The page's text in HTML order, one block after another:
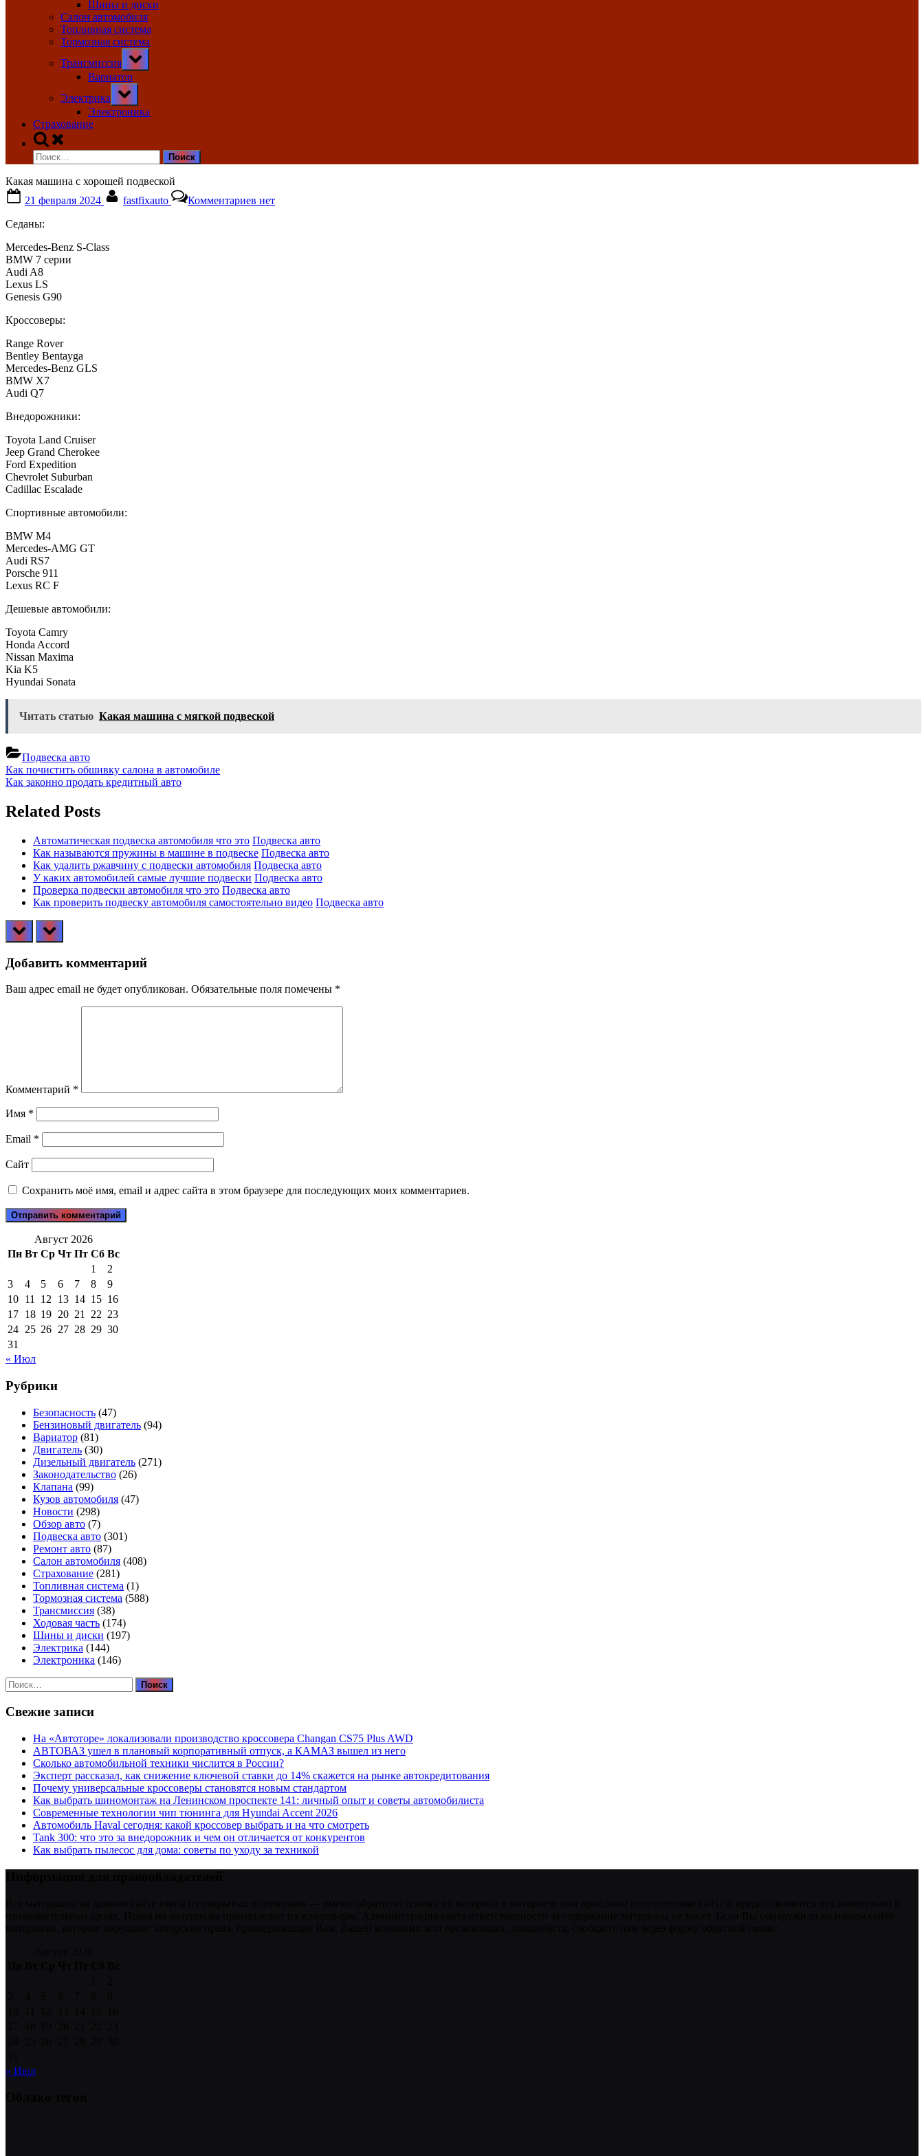
Шины и диски
Салон автомобиля
Топливная система
Тормозная система
Трансмиссия
Toggle
sub-
menu
Вариатор
Электрика
Toggle
sub-
menu
Электроника
Страхование
Toggle
search
form
Найти:
Какая машина с хорошей подвеской
on
21 февраля 2024 fastfixauto Комментариевзаписи
нет
Седаны:
Mercedes-Benz S-Class
BMW 7 серии
Audi A8
Lexus LS
Genesis G90
Кроссоверы:
Range Rover
Bentley Bentayga
Mercedes-Benz GLS
BMW X7
Audi Q7
Внедорожники:
Toyota Land Cruiser
Jeep Grand Cherokee
Ford Expedition
Chevrolet Suburban
Cadillac Escalade
Спортивные автомобили:
BMW M4
Mercedes-AMG GT
Audi RS7
Porsche 911
Lexus RC F
Дешевые автомобили:
Toyota Camry
Honda Accord
Nissan Maxima
Kia K5
Hyundai Sonata
Читать статью Какая машина с мягкой подвеской
Подвеска авто
Навигация
по
записям
Previous
Post:
Как почистить обшивку салона в автомобиле
Next
Как законно продать кредитный авто
Related Posts
Автоматическая подвеска автомобиля что это Подвеска авто
Как называются пружины в машине в подвеске Подвеска авто
Как удалить ржавчину с подвески автомобиля Подвеска авто
У каких автомобилей самые лучшие подвески Подвеска авто
Проверка подвески автомобиля что это Подвеска авто
Как проверить подвеску автомобиля самостоятельно видео Подвеска авто
prev next
Добавить комментарий
Ваш адрес email не будет опубликован. Обязательные поля помечены *
Комментарий *
Имя *
Email *
Сайт
Сохранить моё имя, email и адрес сайта в этом браузере для последующих моих комментариев.
Август 2026
Пн Вт Ср Чт Пт Сб Вс
1
2
3
4 5 6 7 8
9
10 11 12 13 14 15 16
17 18 19 20 21 22 23
24 25 26 27 28 29 30
31
« Июл
Рубрики
Безопасность (47)
Бензиновый двигатель (94)
Вариатор (81)
Двигатель (30)
Дизельный двигатель (271)
Законодательство (26)
Клапана (99)
Кузов автомобиля (47)
Новости (298)
Обзор авто (7)
Подвеска авто (301)
Ремонт авто (87)
Салон автомобиля (408)
Страхование (281)
Топливная система (1)
Тормозная система (588)
Трансмиссия (38)
Ходовая часть (174)
Шины и диски (197)
Электрика (144)
Электроника (146)
Найти:
Свежие записи
На «Автоторе» локализовали производство кроссовера Changan CS75 Plus AWD
АВТОВАЗ ушел в плановый корпоративный отпуск, а КАМАЗ вышел из него
Сколько автомобильной техники числится в России?
Эксперт рассказал, как снижение ключевой ставки до 14% скажется на рынке автокредитования
Почему универсальные кроссоверы становятся новым стандартом
Как выбрать шиномонтаж на Ленинском проспекте 141: личный опыт и советы автомобилиста
Современные технологии чип тюнинга для Hyundai Accent 2026
Автомобиль Haval сегодня: какой кроссовер выбрать и на что смотреть
Tank 300: что это за внедорожник и чем он отличается от конкурентов
Как выбрать пылесос для дома: советы по уходу за техникой
« Июл